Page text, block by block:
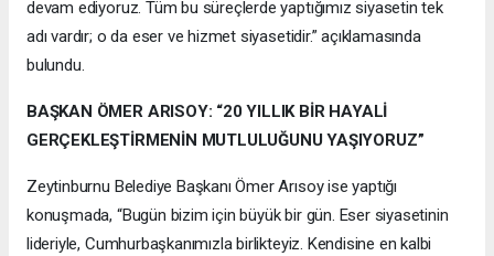
devam ediyoruz. Tüm bu süreçlerde yaptığımız siyasetin tek
adı vardır; o da eser ve hizmet siyasetidir.” açıklamasında
bulundu.
BAŞKAN ÖMER ARISOY: “20 YILLIK BİR HAYALİ
GERÇEKLEŞTİRMENİN MUTLULUĞUNU YAŞIYORUZ”
Zeytinburnu Belediye Başkanı Ömer Arısoy ise yaptığı
konuşmada, “Bugün bizim için büyük bir gün. Eser siyasetinin
lideriyle, Cumhurbaşkanımızla birlikteyiz. Kendisine en kalbi